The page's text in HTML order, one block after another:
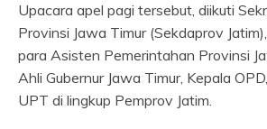
Upacara apel pagi tersebut, diikuti
Provinsi Jawa Timur (Sekdaprov
para Asisten Pemerintahan Provinsi
Ahli Gubernur Jawa Timur, Kepala
UPT di lingkup Pemprov Jatim.